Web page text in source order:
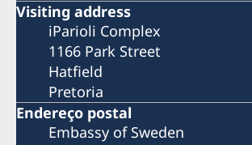
Visiting address
iParioli Complex
1166 Park Street
Hatfield
Pretoria
Endereço postal
Embassy of Sweden